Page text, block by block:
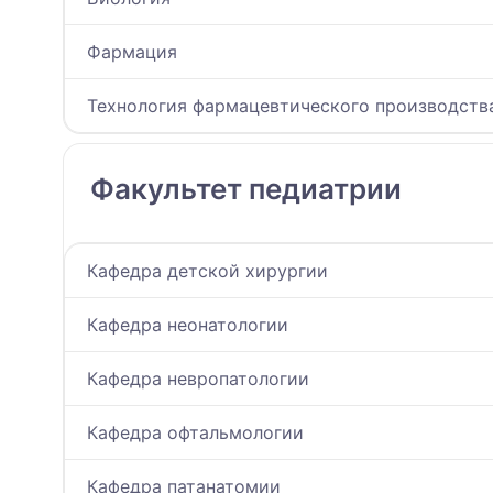
Фармация
Технология фармацевтического
Факультет педиатрии
Кафедра детской хирургии
Кафедра неонатологии
Кафедра невропатологии
Кафедра офтальмологии
Кафедра патанатомии